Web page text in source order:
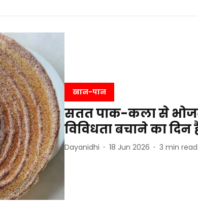
खान-पान
सतत पाक-कला से
विविधता बचाने का
Dayanidhi 18 Jun 2026 3 min read